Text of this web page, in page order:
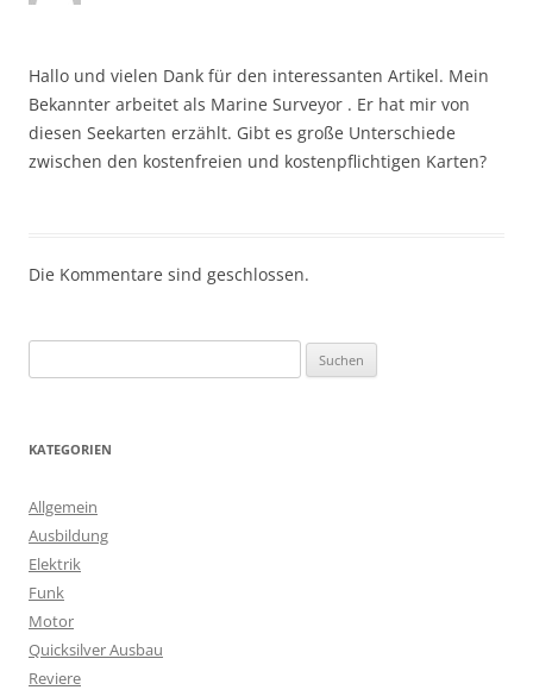
Hallo und vielen Dank für den interessanten Artikel. Mein
Bekannter arbeitet als Marine Surveyor . Er hat mir von
diesen Seekarten erzählt. Gibt es große Unterschiede
zwischen den kostenfreien und kostenpflichtigen Karten?
Die Kommentare sind geschlossen.
u
KATEGORIEN
Allgemein
Ausbildung
Elektrik
Funk
Motor
Quicksilver Ausbau
Reviere